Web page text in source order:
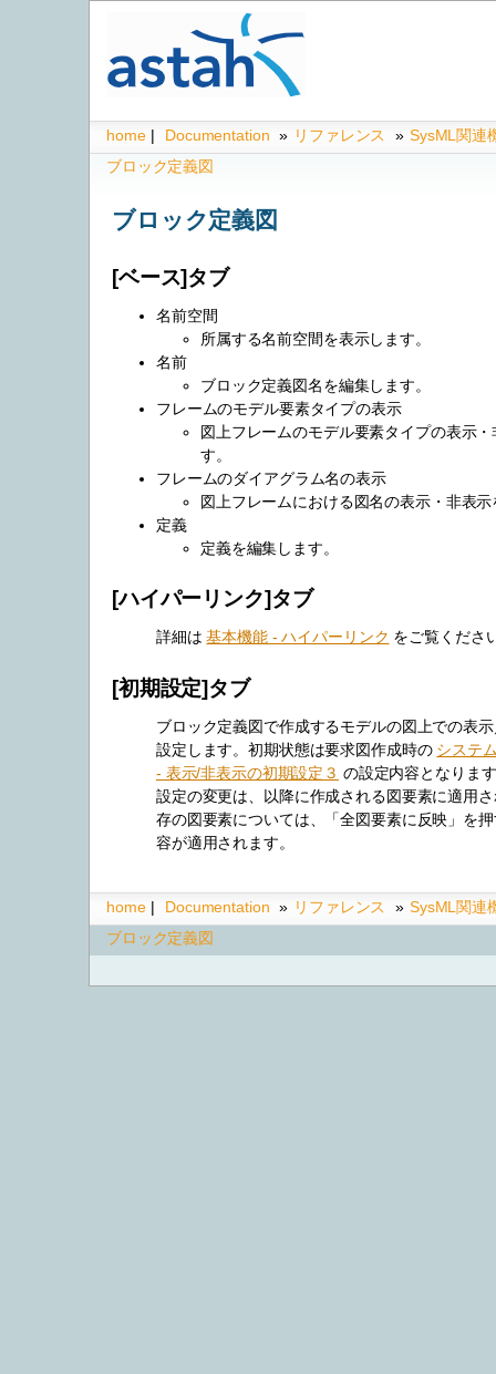
home | Documentation » リファレンス » SysML関連
ブロック定義図
ブロック定義図
[ベース]タブ
名前空間
所属する名前空間を表示します。
名前
ブロック定義図名を編集します。
フレームのモデル要素タイプの表示
図上フレームのモデル要素タイプの表示
す。
フレームのダイアグラム名の表示
図上フレームにおける図名の表示・非表
定義
定義を編集します。
[ハイパーリンク]タブ
詳細は基本機能 - ハイパーリンク をご覧くださ
[初期設定]タブ
ブロック定義図で作成するモデルの図上での表
設定します。初期状態は要求図作成時の システ
- 表示/非表示の初期設定３ の設定内容となりま
設定の変更は、以降に作成される図要素に適用
存の図要素については、「全図要素に反映」を
容が適用されます。
home | Documentation » リファレンス » SysML関連
ブロック定義図